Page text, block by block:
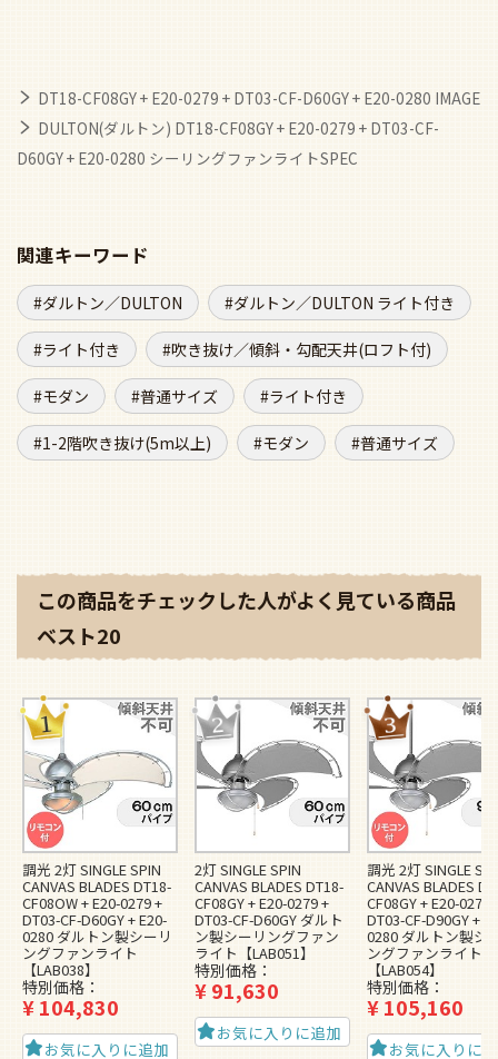
DT18-CF08GY + E20-0279 + DT03-CF-D60GY + E20-0280 IMAGE
DULTON(ダルトン) DT18-CF08GY + E20-0279 + DT03-CF-
D60GY + E20-0280 シーリングファンライトSPEC
関連キーワード
ダルトン／DULTON ダルトン／DULTON ライト付き
ライト付き 吹き抜け／傾斜・勾配天井(ロフト付)
モダン 普通サイズ ライト付き
1-2階吹き抜け(5m以上) モダン 普通サイズ
この商品をチェックした人がよく見ている商品
ベスト20
調光 2灯 SINGLE SPIN
CANVAS BLADES DT18-
CF08OW + E20-0279 +
DT03-CF-D60GY + E20-
0280 ダルトン製シーリ
ングファンライト
【LAB038】
特別価格
¥104,830
お気に入りに追加
2灯 SINGLE SPIN
CANVAS BLADES DT18-
CF08GY + E20-0279 +
DT03-CF-D60GY ダルト
ン製シーリングファン
ライト【LAB051】
特別価格
¥91,630
お気に入りに追加
調光 2灯 SINGLE
CANVAS BLADES
CF08GY + E20-0279
DT03-CF-D90GY +
0280 ダルトン製シ
ングファンライト
【LAB054】
特別価格
¥105,160
お気に入りに